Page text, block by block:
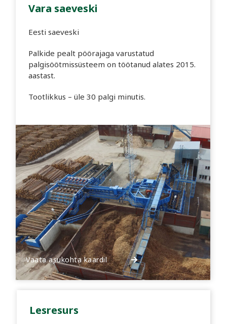
Vara saeveski
Eesti saeveski
Palkide pealt pöörajaga varustatud
palgisöötmissüsteem on töötanud alates 2015.
aastast.
Tootlikkus – üle 30 palgi minutis.
Vaata asukohta kaardil
Lesresurs